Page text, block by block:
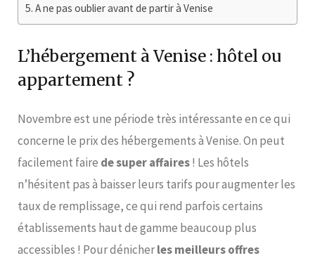
A ne pas oublier avant de partir à Venise
L’hébergement à Venise : hôtel ou
appartement ?
Novembre est une période très intéressante en ce qui
concerne le prix des hébergements à Venise. On peut
facilement faire de super affaires! Les hôtels
n’hésitent pas à baisser leurs tarifs pour augmenter les
taux de remplissage, ce qui rend parfois certains
établissements haut de gamme beaucoup plus
accessibles ! Pour dénicherles meilleurs offres